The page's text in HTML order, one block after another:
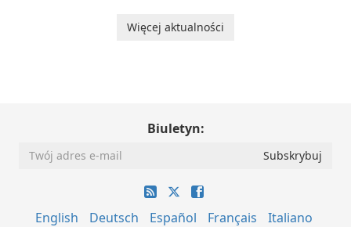
Więcej aktualności
Biuletyn:
English Deutsch Español Français
Italiano